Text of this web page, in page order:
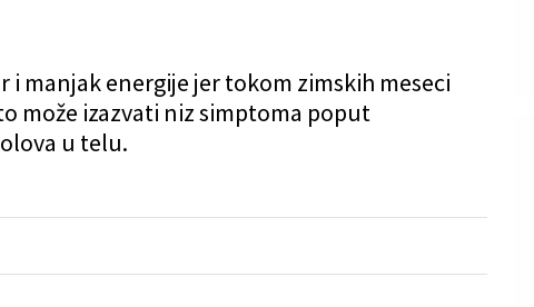
manjak energije jer tokom zimskih meseci
može izazvati niz simptoma poput
u telu.